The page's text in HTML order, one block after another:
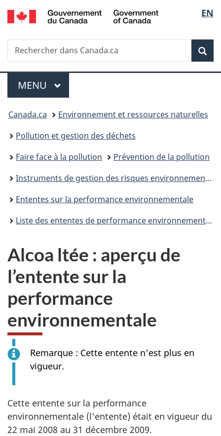
Passer
au
principal
Passer
à
Au
du
Passer
à
version
simplifiée
de
la
EN
Recherche
Rechercher
dans
Menu
MENU PRINCIPAL
Vous
êtes
ici :
Canada.ca
Environnement et ressources naturelles
Pollution et gestion des déchets
Faire face à la pollution
Prévention de la pollution
Instruments de gestion des risques environnementaux
Ententes sur la performance environnementale
Liste des ententes de performance environnementale
Alcoa ltée : aperçu de
l’entente sur la
performance
environnementale
Remarque : Cette entente n'est plus en
vigueur.
Cette entente sur la performance
environnementale (l'entente) était en vigueur du
22 mai 2008 au 31 décembre 2009.